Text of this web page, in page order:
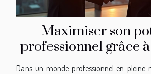
Maximiser son
professionnel grâce
transition pro
Dans un monde professionnel en pleine